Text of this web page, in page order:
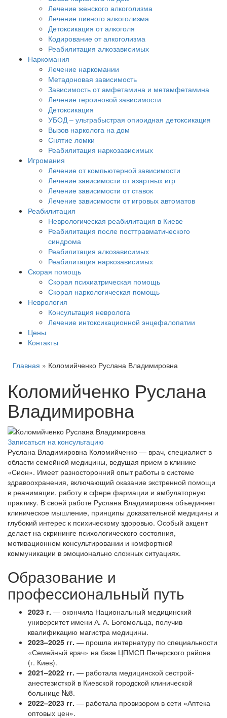
Лечение женского алкоголизма
Лечение пивного алкоголизма
Детоксикация от алкоголя
Кодирование от алкоголизма
Реабилитация алкозависимых
Наркомания
Лечение наркомании
Метадоновая зависимость
Зависимость от амфетамина и метамфетамина
Лечение героиновой зависимости
Детоксикация
УБОД – ультрабыстрая опиоидная детоксикация
Вызов нарколога на дом
Снятие ломки
Реабилитация наркозависимых
Игромания
Лечение от компьютерной зависимости
Лечение зависимости от азартных игр
Лечение зависимости от ставок
Лечение зависимости от игровых автоматов
Реабилитация
Неврологическая реабилитация в Киеве
Реабилитация после посттравматического
синдрома
Реабилитация алкозависимых
Реабилитация наркозависимых
Скорая помощь
Скорая психиатрическая помощь
Скорая наркологическая помощь
Неврология
Консультация невролога
Лечение интоксикационной энцефалопатии
Цены
Контакты
Главная » Коломийченко Руслана Владимировна
Коломийченко Руслана
Владимировна
Записаться на консультацию
Руслана Владимировна Коломийченко — врач, специалист в
области семейной медицины, ведущая прием в клинике
«Сион». Имеет разносторонний опыт работы в системе
здравоохранения, включающий оказание экстренной помощи
в реанимации, работу в сфере фармации и амбулаторную
практику. В своей работе Руслана Владимировна объединяет
клиническое мышление, принципы доказательной медицины и
глубокий интерес к психическому здоровью. Особый акцент
делает на скрининге психологического состояния,
мотивационном консультировании и комфортной
коммуникации в эмоционально сложных ситуациях.
Образование и
профессиональный путь
2023 г. — окончила Национальный медицинский
университет имени А. А. Богомольца, получив
квалификацию магистра медицины.
2023–2025 гг. — прошла интернатуру по специальности
«Семейный врач» на базе ЦПМСП Печерского района
(г. Киев).
2021–2022 гг. — работала медицинской сестрой-
анестезисткой в Киевской городской клинической
больнице №8.
2022–2023 гг. — работала провизором в сети «Аптека
оптовых цен».